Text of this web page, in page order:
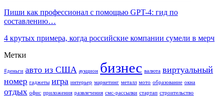
Пиши как профессионал с помощью GPT-4: гид по
составлению…
4 крутых примера, когда российские компании сумели в мерч
Метки
#деньги авто из США аукцион бизнес валюта виртуальный
номер гаджеты игра интерьер маркетинг металл мото образование окна
отдых офис приложения развлечения смс-рассылки стартап строительство